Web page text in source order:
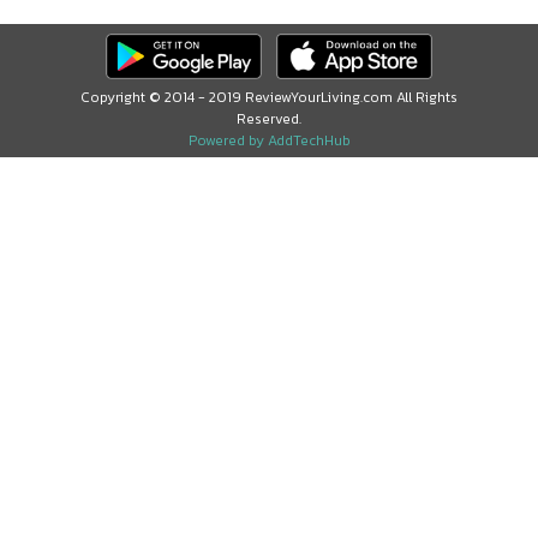
Copyright © 2014 - 2019 ReviewYourLiving.com All Rights
Reserved.
Powered by AddTechHub